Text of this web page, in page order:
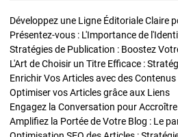
Développez une Ligne Éditoriale Claire
Présentez-vous : L'Importance de
L'Art de Choisir un Titre Efficace :
Optimiser vos Articles grâce aux Liens
Engagez la Conversation pour
Amplifiez la Portée de Votre Blog : Le